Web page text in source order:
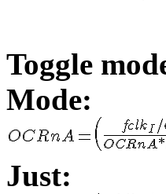
Toggle
Mode:
Just: